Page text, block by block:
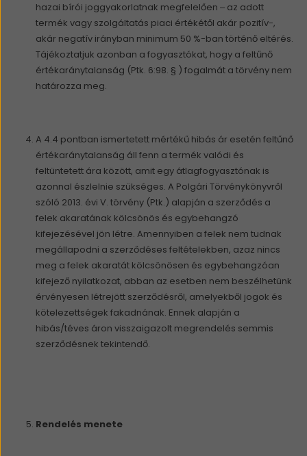
hazai bírói joggyakorlatnak megfelelően – az adott
termék vagy szolgáltatás piaci értékétől akár pozitív-,
akár negatív irányban minimum 50 %-ban történő eltérés.
Tájékoztatjuk azonban a fogyasztókat, hogy a feltűnő
értékaránytalanság (Ptk. 6:98. § ) fogalmát a törvény nem
határozza meg.
A 4.4 pontban ismertetett mértékű hibás ár esetén feltűnő
értékaránytalanság áll fenn a termék valódi és
feltüntetett ára között, amit egy átlagfogyasztónak is
azonnal észlelnie szükséges. A Polgári Törvénykönyvről
szóló 2013. évi V. törvény (Ptk.) alapján a szerződés a
felek akaratának kölcsönös és egybehangzó
kifejezésével jön létre. Amennyiben a felek nem tudnak
megállapodni a szerződéses feltételekben, azaz nincs
meg a felek akaratát kölcsönösen és egybehangzóan
kifejező nyilatkozat, abban az esetben nem beszélhetünk
érvényesen létrejött szerződésről, amelyekből jogok és
kötelezettségek fakadnának. Ennek alapján a
hibás/téves áron visszaigazolt megrendelés semmis
szerződésnek tekintendő.
Rendelés menete